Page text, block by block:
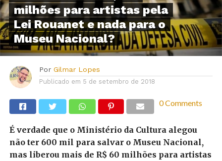
milhões para artistas pela
Lei Rouanet e nada para o
Museu Nacional?
Por Gilmar Lopes
Publicado em 5 de setembro de 2018
0 Comments
É verdade que o Ministério da Cultura alegou
não ter 600 mil para salvar o Museu Nacional,
mas liberou mais de R$ 60 milhões para artistas